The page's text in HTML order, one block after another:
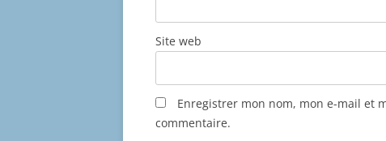
Site web
Enregistrer mon nom, mon e-mail et
commentaire.